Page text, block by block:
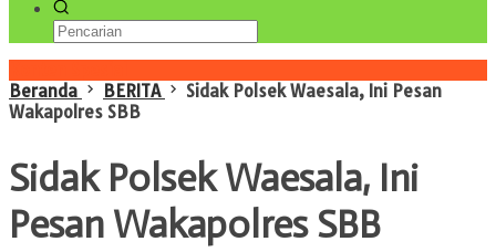
Beranda
BERITA
Sidak Polsek Waesala, Ini Pesan
Wakapolres SBB
Sidak Polsek Waesala, Ini
Pesan Wakapolres SBB